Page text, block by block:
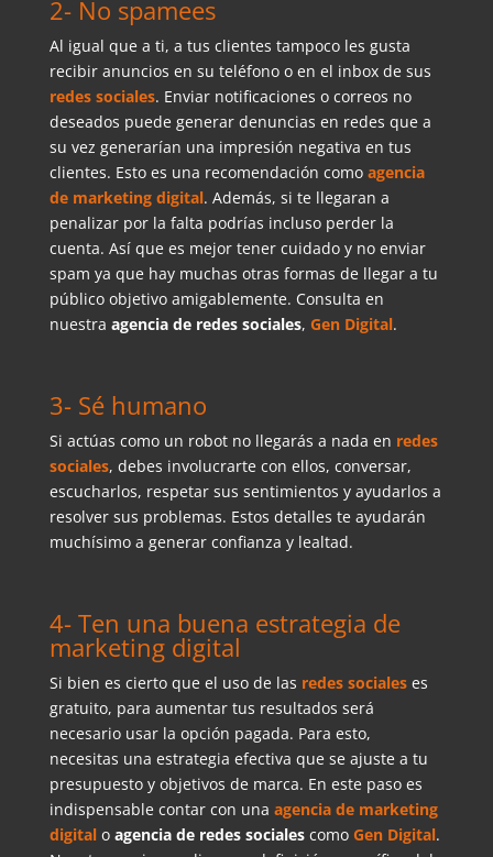
2- No spamees
Al igual que a ti, a tus clientes tampoco les gusta
recibir anuncios en su teléfono o en el inbox de sus
redes sociales. Enviar notificaciones o correos no
deseados puede generar denuncias en redes que a
su vez generarían una impresión negativa en tus
clientes. Esto es una recomendación como agencia
de marketing digital. Además, si te llegaran a
penalizar por la falta podrías incluso perder la
cuenta. Así que es mejor tener cuidado y no enviar
spam ya que hay muchas otras formas de llegar a tu
público objetivo amigablemente. Consulta en
nuestra agencia de redes sociales, Gen Digital.
3- Sé humano
Si actúas como un robot no llegarás a nada en redes
sociales, debes involucrarte con ellos, conversar,
escucharlos, respetar sus sentimientos y ayudarlos a
resolver sus problemas. Estos detalles te ayudarán
muchísimo a generar confianza y lealtad.
4- Ten una buena estrategia de
marketing digital
Si bien es cierto que el uso de las redes socialeses
gratuito, para aumentar tus resultados será
necesario usar la opción pagada. Para esto,
necesitas una estrategia efectiva que se ajuste a tu
presupuesto y objetivos de marca. En este paso es
indispensable contar con una agencia de marketing
digitalo agencia de redes sociales como Gen Digital.